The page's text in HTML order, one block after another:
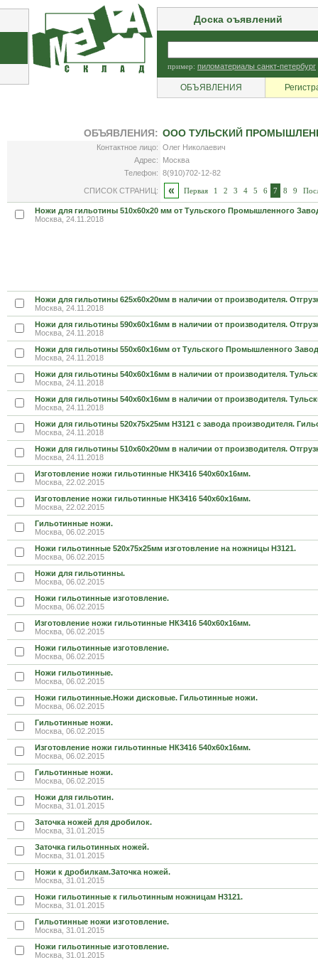
Доска оъявлений
пример: пиломатериалы санкт-петербург
ОБЪЯВЛЕНИЯ
ОБЪЯВЛЕНИЯ: ООО ТУЛЬСКИЙ
Контактное лицо: Олег Николаевич
Адрес:
Москва
Телефон: 8(910)702-12-82
СПИСОК СТРАНИЦ: « Первая 1 2 3 4 5 6 7 8 9
Ножи для гильотины 510х60х20 мм от Тульского Промышленного
Москва, 24.11.2018
Ножи для гильотины 625х60х20мм в наличии от производителя.
Москва, 24.11.2018
Ножи для гильотины 590х60х16мм в наличии от производителя.
Москва, 24.11.2018
Ножи для гильотины 550х60х16мм от Тульского Промышленного
Москва, 24.11.2018
Ножи для гильотины 540х60х16мм в наличии от производителя.
Москва, 24.11.2018
Ножи для гильотины 540х60х16мм в наличии от производителя.
Москва, 24.11.2018
Ножи для гильотины 520х75х25мм Н3121 с завода производителя.
Москва, 24.11.2018
Ножи для гильотины 510х60х20мм в наличии от производителя.
Москва, 24.11.2018
Изготовление ножи гильотинные НК3416 540х60х16мм.
Москва, 22.02.2015
Изготовление ножи гильотинные НК3416 540х60х16мм.
Москва, 22.02.2015
Гильотинные ножи.
Москва, 06.02.2015
Ножи гильотинные 520х75х25мм изготовление на ножницы Н3121.
Москва, 06.02.2015
Ножи для гильотинны.
Москва, 06.02.2015
Ножи гильотинные изготовление.
Москва, 06.02.2015
Изготовление ножи гильотинные НК3416 540х60х16мм.
Москва, 06.02.2015
Ножи гильотинные изготовление.
Москва, 06.02.2015
Ножи гильотинные.
Москва, 06.02.2015
Ножи гильотинные.Ножи дисковые. Гильотинные ножи.
Москва, 06.02.2015
Гильотинные ножи.
Москва, 06.02.2015
Изготовление ножи гильотинные НК3416 540х60х16мм.
Москва, 06.02.2015
Гильотинные ножи.
Москва, 06.02.2015
Ножи для гильотин.
Москва, 31.01.2015
Заточка ножей для дробилок.
Москва, 31.01.2015
Заточка гильотинных ножей.
Москва, 31.01.2015
Ножи к дробилкам.Заточка ножей.
Москва, 31.01.2015
Ножи гильотинные к гильотинным ножницам Н3121.
Москва, 31.01.2015
Гильотинные ножи изготовление.
Москва, 31.01.2015
Ножи гильотинные изготовление.
Москва, 31.01.2015